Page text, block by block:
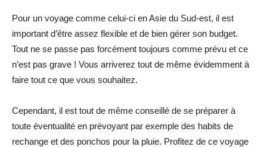
Pour un voyage comme celui-ci en Asie du Sud-est, il est
important d’être assez flexible et de bien gérer son budget.
Tout ne se passe pas forcément toujours comme prévu et ce
n’est pas grave ! Vous arriverez tout de même évidemment à
faire tout ce que vous souhaitez.
Cependant, il est tout de même conseillé de se préparer à
toute éventualité en prévoyant par exemple des habits de
rechange et des ponchos pour la pluie. Profitez de ce voyage